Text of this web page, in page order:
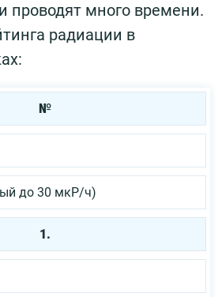
проводят много времени.
радиации в
№
до 30 мкР/ч)
1.